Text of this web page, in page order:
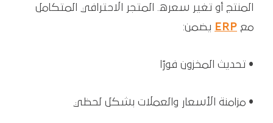
المنتج أو تغير سعره. المتجر الاحترافي المتكامل
مع ERP يضمن:
• تحديث المخزون فورًا
• مزامنة الأسعار والعملات بشكل لحظي